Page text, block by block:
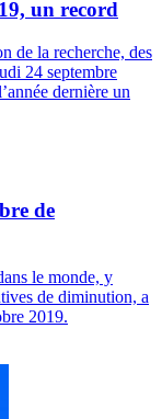
un record
de la recherche, des
24 septembre
dernière un
de
le monde, y
de diminution, a
2019.